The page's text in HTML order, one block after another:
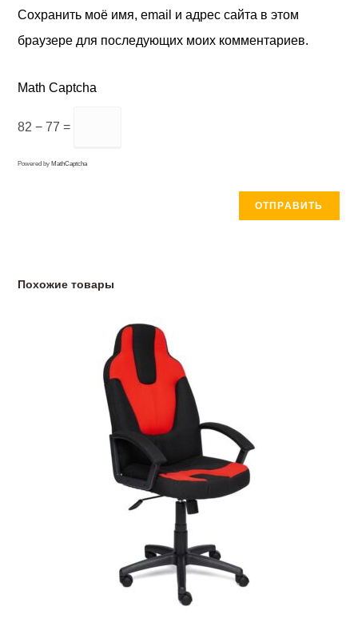
Сохранить моё имя, email и адрес сайта в этом
браузере для последующих моих комментариев.
Math Captcha
82 − 77 =
Powered by MathCaptcha
Похожие товары